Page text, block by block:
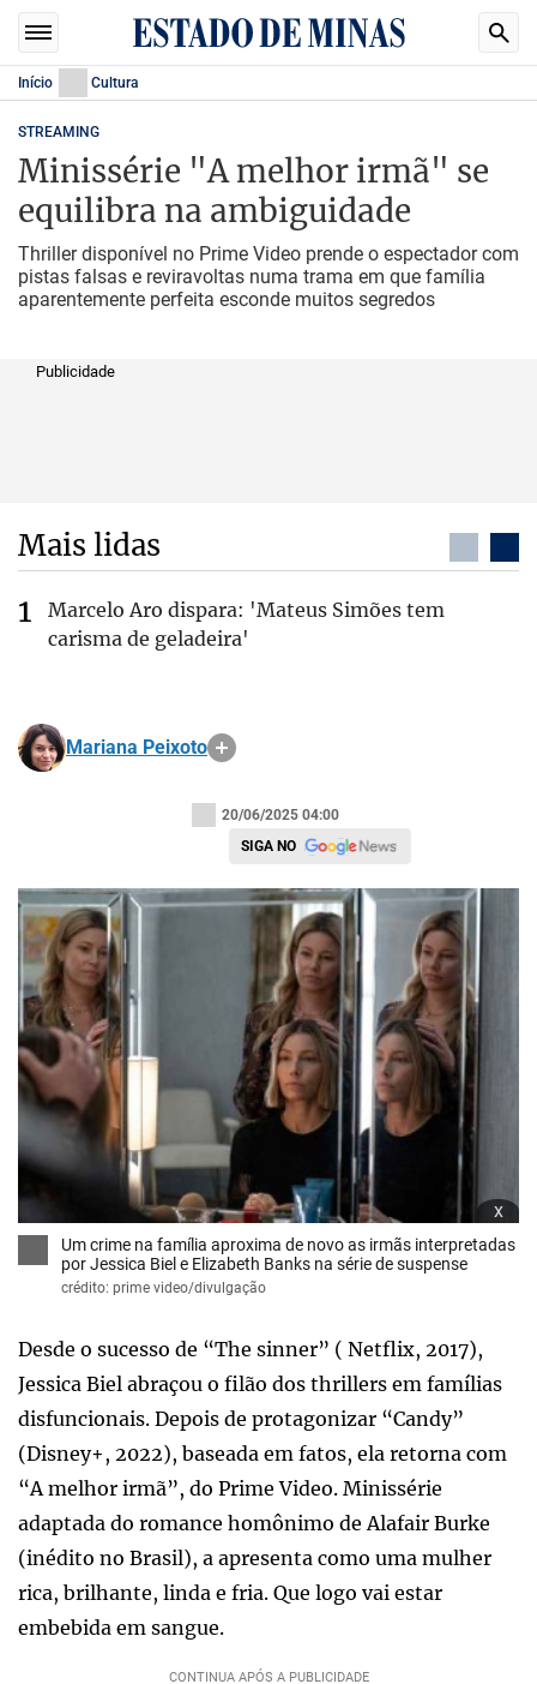
Início Cultura
STREAMING
Minissérie "A melhor irmã" se
equilibra na ambiguidade
Thriller disponível no Prime Video prende o espectador com
pistas falsas e reviravoltas numa trama em que família
aparentemente perfeita esconde muitos segredos
Publicidade
Mais lidas
Marcelo Aro dispara: 'Mateus Simões tem
carisma de geladeira'
Mariana Peixoto
20/06/2025 04:00
SIGA NO
x
Um crime na família aproxima de novo as irmãs interpretadas
por Jessica Biel e Elizabeth Banks na série de suspense
crédito: prime video/divulgação
Desde o sucesso de “The sinner” ( Netflix, 2017),
Jessica Biel abraçou o filão dos thrillers em famílias
disfuncionais. Depois de protagonizar “Candy”
(Disney+, 2022), baseada em fatos, ela retorna com
“A melhor irmã”, do Prime Video. Minissérie
adaptada do romance homônimo de Alafair Burke
(inédito no Brasil), a apresenta como uma mulher
rica, brilhante, linda e fria. Que logo vai estar
embebida em sangue.